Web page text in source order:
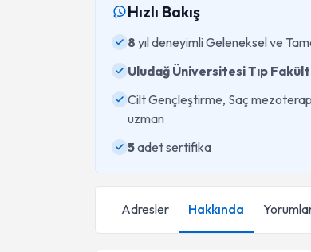
Hızlı Bakış
8 yıl deneyimli Geleneksel ve
Uludağ Üniversitesi Tıp
Cilt Gençleştirme, Saç
uzman
5adet sertifika
Adresler Hakkında